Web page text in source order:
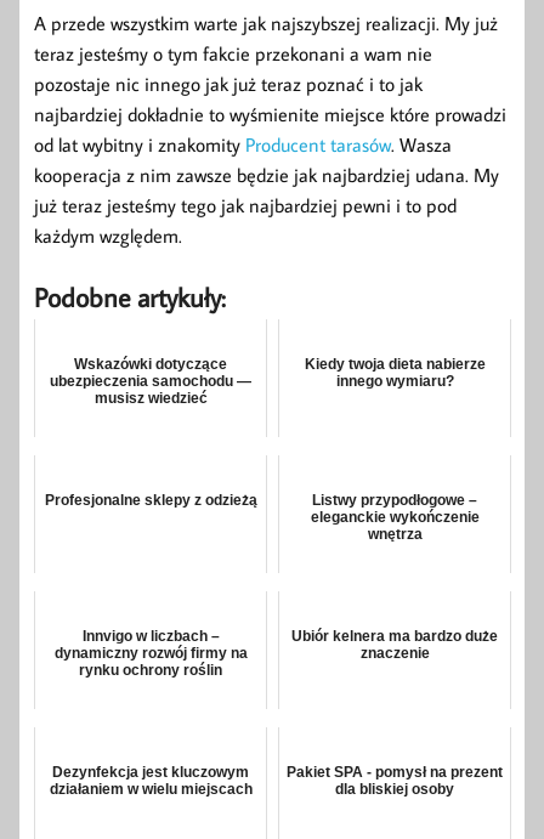
A przede wszystkim warte jak najszybszej realizacji. My już
teraz jesteśmy o tym fakcie przekonani a wam nie
pozostaje nic innego jak już teraz poznać i to jak
najbardziej dokładnie to wyśmienite miejsce które prowadzi
od lat wybitny i znakomity Producent tarasów. Wasza
kooperacja z nim zawsze będzie jak najbardziej udana. My
już teraz jesteśmy tego jak najbardziej pewni i to pod
każdym względem.
Podobne artykuły:
Wskazówki dotyczące
ubezpieczenia samochodu —
musisz wiedzieć
Kiedy twoja dieta nabierze
innego wymiaru?
Profesjonalne sklepy z odzieżą
Listwy przypodłogowe –
eleganckie wykończenie
wnętrza
Innvigo w liczbach –
dynamiczny rozwój firmy na
rynku ochrony roślin
Ubiór kelnera ma bardzo duże
znaczenie
Dezynfekcja jest kluczowym
działaniem w wielu miejscach
Pakiet SPA - pomysł na prezent
dla bliskiej osoby